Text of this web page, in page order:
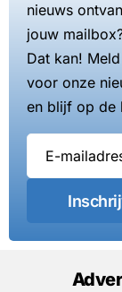
nieuws
jouw
Dat kan!
voor onze
en blijf op de